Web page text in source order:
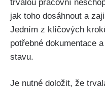
trvalou pracovní
jak toho dosáhnout a
Jedním z klíčových
potřebné dokumentace
stavu.
Je nutné doložit, že